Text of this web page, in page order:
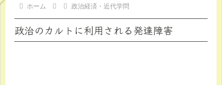
ホーム 政治経済・近代学問
政治のカルトに利用される発達障害